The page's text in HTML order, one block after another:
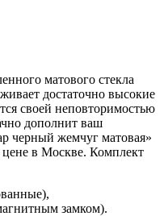
матового стекла
достаточно высокие
своей неповторимостью
дополнит ваш
черный жемчуг матовая»
в Москве. Комплект
замком).